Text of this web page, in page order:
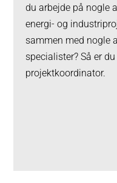
du arbejde på nogle
energi- og
sammen med nogle
specialister? Så er
projektkoordinator.